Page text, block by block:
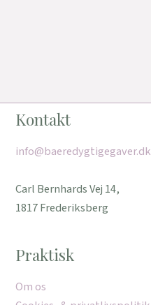
Kontakt
info@baeredygtigegaver.dk
Carl Bernhards Vej 14,
1817 Frederiksberg
Praktisk
Om os